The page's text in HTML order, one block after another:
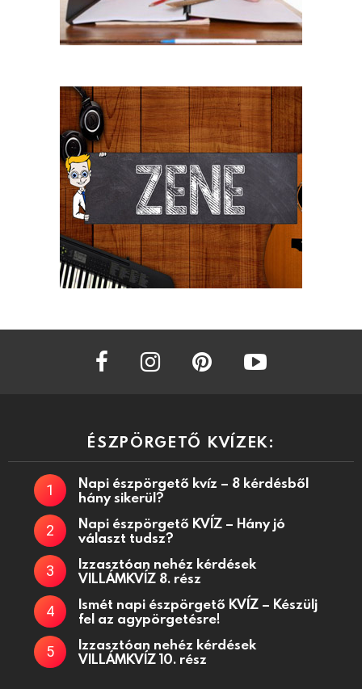
facebook instagram
ÉSZPÖRGETŐ KVÍZEK:
Napi észpörgető kvíz – 8 kérdésből
hány sikerül?
Napi észpörgető KVÍZ – Hány jó
választ tudsz?
Izzasztóan nehéz kérdések
VILLÁMKVÍZ 8. rész
Ismét napi észpörgető KVÍZ – Készülj
fel az agypörgetésre!
Izzasztóan nehéz kérdések
VILLÁMKVÍZ 10. rész